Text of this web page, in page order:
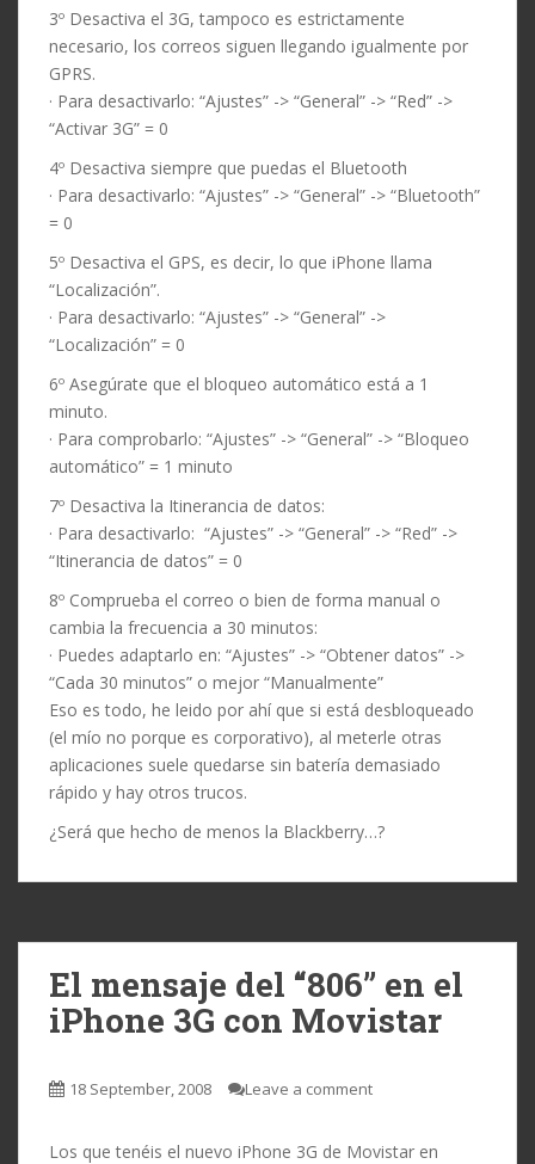
3º Desactiva el 3G, tampoco es estrictamente
necesario, los correos siguen llegando igualmente por
GPRS.
· Para desactivarlo: “Ajustes” -> “General” -> “Red” ->
“Activar 3G” = 0
4º Desactiva siempre que puedas el Bluetooth
· Para desactivarlo: “Ajustes” -> “General” -> “Bluetooth”
= 0
5º Desactiva el GPS, es decir, lo que iPhone llama
“Localización”.
· Para desactivarlo: “Ajustes” -> “General” ->
“Localización” = 0
6º Asegúrate que el bloqueo automático está a 1
minuto.
· Para comprobarlo: “Ajustes” -> “General” -> “Bloqueo
automático” = 1 minuto
7º Desactiva la Itinerancia de datos:
· Para desactivarlo: “Ajustes” -> “General” -> “Red” ->
“Itinerancia de datos” = 0
8º Comprueba el correo o bien de forma manual o
cambia la frecuencia a 30 minutos:
· Puedes adaptarlo en: “Ajustes” -> “Obtener datos” ->
“Cada 30 minutos” o mejor “Manualmente”
Eso es todo, he leido por ahí que si está desbloqueado
(el mío no porque es corporativo), al meterle otras
aplicaciones suele quedarse sin batería demasiado
rápido y hay otros trucos.
¿Será que hecho de menos la Blackberry…?
El mensaje del “806” en el
iPhone 3G con Movistar
18 September, 2008 Leave a comment
Los que tenéis el nuevo iPhone 3G de Movistar en